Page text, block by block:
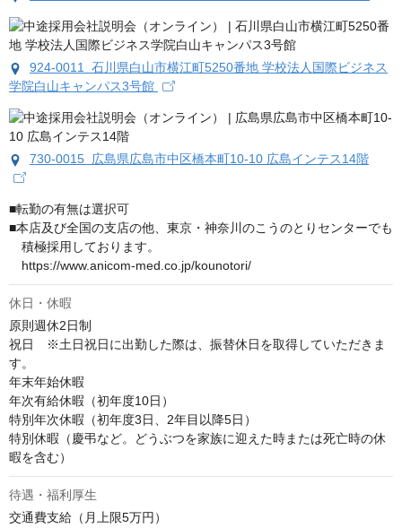
924-0011 石川県白山市横江町5250番地 学校法人国際ビジネス
学院白山キャンパス3号館
730-0015 広島県広島市中区橋本町10-10 広島インテス14階
■転勤の有無は選択可
■本店及び全国の支店の他、東京・神奈川のこうのとりセンターでも
積極採用しております。
https://www.anicom-med.co.jp/kounotori/
休日・休暇
原則週休2日制
祝日　※土日祝日に出勤した際は、振替休日を取得していただきま
す。
年末年始休暇
年次有給休暇（初年度10日）
特別年次休暇（初年度3日、2年目以降5日）
特別休暇（慶弔など。どうぶつを家族に迎えた時または死亡時の休
暇を含む）
待遇・福利厚生
交通費支給（月上限5万円）